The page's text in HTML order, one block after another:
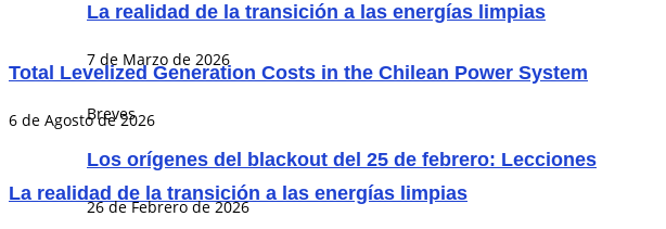
La realidad de la transición a las energías limpias
7 de Marzo de 2026
Breves
Los orígenes del blackout del 25 de febrero: Lecciones
26 de Febrero de 2026
Total Levelized Generation Costs in the Chilean Power System
6 de Agosto de 2026
La realidad de la transición a las energías limpias